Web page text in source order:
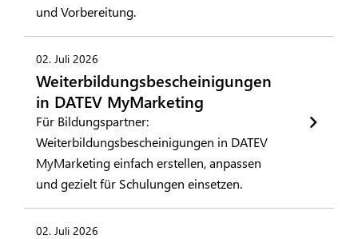
und Vorbereitung.
02. Juli 2026
Weiterbildungsbescheinigungen
in DATEV MyMarketing
Für Bildungspartner:
Weiterbildungsbescheinigungen in DATEV
MyMarketing einfach erstellen, anpassen
und gezielt für Schulungen einsetzen.
02. Juli 2026